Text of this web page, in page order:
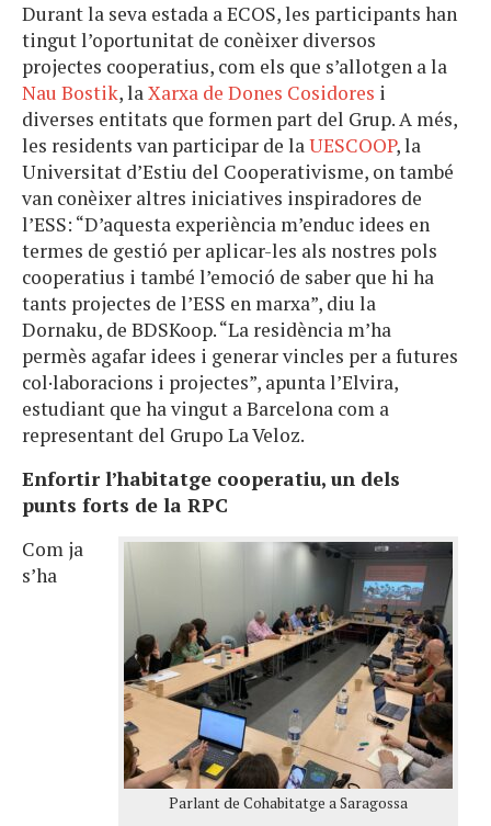
Durant la seva estada a ECOS, les participants han
tingut l’oportunitat de conèixer diversos
projectes cooperatius, com els que s’allotgen a la
Nau Bostik, laXarxa de Dones Cosidores i
diverses entitats que formen part del Grup. A més,
les residents van participar de laUESCOOP, la
Universitat d’Estiu del Cooperativisme, on també
van conèixer altres iniciatives inspiradores de
l’ESS: “D’aquesta experiència m’enduc idees en
termes de gestió per aplicar-les als nostres pols
cooperatius i també l’emoció de saber que hi ha
tants projectes de l’ESS en marxa”, diu la
Dornaku, de BDSKoop. “La residència m’ha
permès agafar idees i generar vincles per a futures
col·laboracions i projectes”, apunta l’Elvira,
estudiant que ha vingut a Barcelona com a
representant del Grupo La Veloz.
Enfortir l’habitatge cooperatiu, un dels
punts forts de la RPC
Parlant de Cohabitatge a Saragossa
Com ja
s’ha